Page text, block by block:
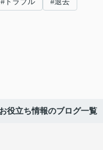
お役立ち情報のブログ一覧